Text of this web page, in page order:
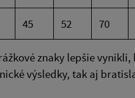
45 52 70
znaky lepšie
výsledky, tak aj